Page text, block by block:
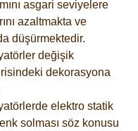
asgari seviyelere
azaltmakta ve
düşürmektedir.
değişik
dekorasyona
elektro statik
solması söz konusu